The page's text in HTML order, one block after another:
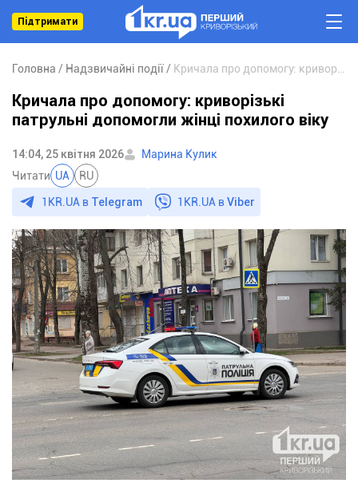
Підтримати
Головна Надзвичайні події
Кричала про допомогу: криворізькі
патрульні допомогли жінці похилого віку
14:04, 25 квітня 2026
Марина Кулик
Читати UA RU
1KR.UA в Telegram 1KR.UA вViber